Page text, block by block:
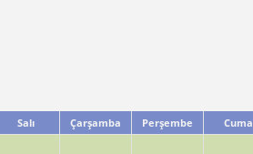
Salı Çarşamba Perşembe Cuma